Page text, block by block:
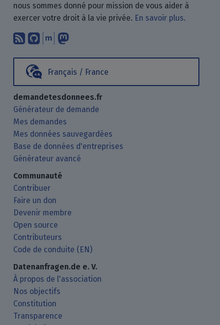
nous sommes donné pour mission de vous aider à
exercer votre droit à la vie privée. En savoir plus.
Abonnez-vous à notre blog en
Nous trouver sur GitHub.
Échanger avec nous via Matrix.
Français / France
demandetesdonnees.fr
Générateur de demande
Mes demandes
Mes données sauvegardées
Base de données d'entreprises
Générateur avancé
Communauté
Contribuer
Faire un don
Devenir membre
Open source
Contributeurs
Code de conduite (EN)
Datenanfragen.de e. V.
À propos de l'association
Nos objectifs
Constitution
Transparence